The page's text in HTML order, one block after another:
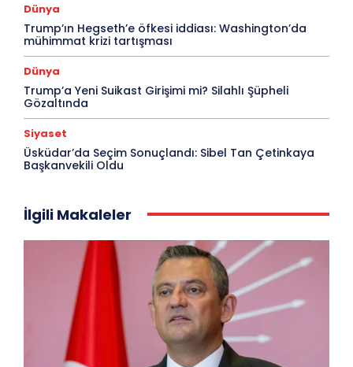
Dünya
Trump’ın Hegseth’e öfkesi iddiası: Washington’da
mühimmat krizi tartışması
Dünya
Trump’a Yeni Suikast Girişimi mi? Silahlı Şüpheli
Gözaltında
Siyaset
Üsküdar’da Seçim Sonuçlandı: Sibel Tan Çetinkaya
Başkanvekili Oldu
İlgili Makaleler